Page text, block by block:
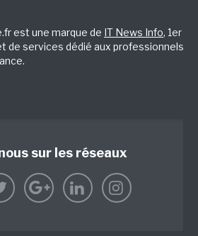
est une marque de IT News Info, 1er
de services dédié aux professionnels
sur les réseaux